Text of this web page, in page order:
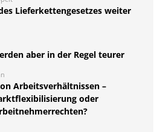
Lieferkettengesetzes weiter
aber in der Regel teurer
Arbeitsverhältnissen –
oder